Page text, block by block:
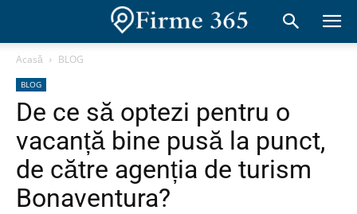
Acasă BLOG
BLOG
De ce să optezi pentru o
vacanță bine pusă la punct,
de către agenția de turism
Bonaventura?